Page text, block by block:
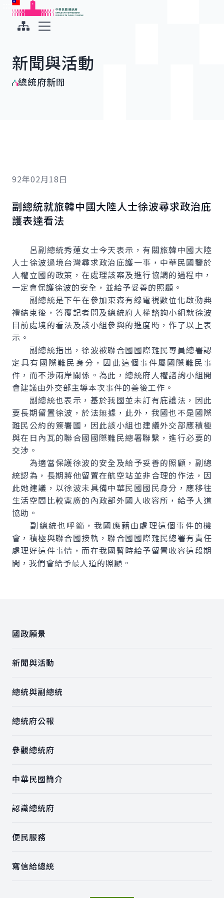
跳到主要內容
中華民國總統府
新聞與活動
總統府新聞
92年02月18日
副總統就旅韓中國大陸人士徐波尋求政治庇
護表達看法
呂副總統秀蓮女士今天表示，有關旅韓中國大陸
人士徐波過境台灣尋求政治庇護一事，中華民國鑒於
人權立國的政策，在處理該案及進行協調的過程中，
一定會保護徐波的安全，並給予妥善的照顧。
副總統是下午在參加東森有線電視數位化啟動典
禮結束後，答覆記者問及總統府人權諮詢小組就徐波
目前處境的看法及該小組參與的進度時，作了以上表
示。
副總統指出，徐波被聯合國國際難民專員總署認
定具有國際難民身分，因此這個事件屬國際難民事
件，而不涉兩岸關係。為此，總統府人權諮詢小組開
會建議由外交部主導本次事件的善後工作。
副總統也表示，基於我國並未訂有庇護法，因此
要長期留置徐波，於法無據，此外，我國也不是國際
難民公約的簽署國，因此該小組也建議外交部應積極
與在日內瓦的聯合國國際難民總署聯繫，進行必要的
交涉。
為適當保護徐波的安全及給予妥善的照顧，副總
統認為，長期將他留置在航空站並非合理的作法，因
此她建議，以徐波未具備中華民國國民身分，應移往
生活空間比較寬廣的內政部外國人收容所，給予人道
協助。
副總統也呼籲，我國應藉由處理這個事件的機
會，積極與聯合國接軌，聯合國國際難民總署有責任
處理好這件事情，而在我國暫時給予留置收容這段期
間，我們會給予最人道的照顧。
國政願景
新聞與活動
總統與副總統
總統府公報
參觀總統府
中華民國簡介
認識總統府
便民服務
寫信給總統